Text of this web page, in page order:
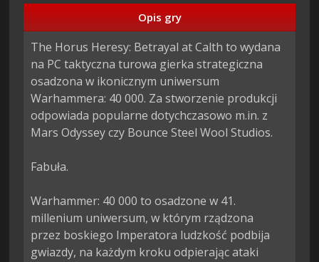
Opis gry
The Horus Heresy: Betrayal at Calth to wydana
na PC taktyczna turowa gierka strategiczna
osadzona w ikonicznym uniwersum
Warhammera: 40 000. Za stworzenie produkcji
odpowiada popularne dotychczasowo m.in. z
Mars Odyssey czy Bounce Steel Wool Studios.
Fabuła.
Warhammer: 40 000 to osadzone w 41.
millenium uniwersum, w którym rządzona
przez boskiego Imperatora ludzkość podbija
gwiazdy, na każdym kroku odpierając ataki